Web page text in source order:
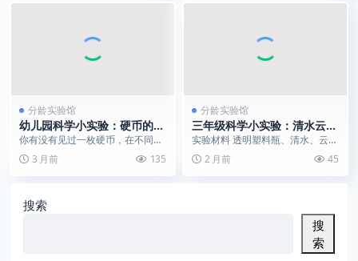
分龄实验馆
幼儿园科学小实验：硬币的分
身与现身｜一杯水就能完成的
你有没有见过一枚硬币，在不同的
杯子里上演 “分身” 与 “隐身” 大戏？
一个玻璃...
3 月前 135
分龄实验馆
三年级科学小实验：清水云母
流示旋涡流体
实验材料 透明塑料瓶、清水、云母
珠光粉、密封瓶盖、浅玻璃盘、食
用色素 补充说明：...
2 月前 45
搜索
搜
索